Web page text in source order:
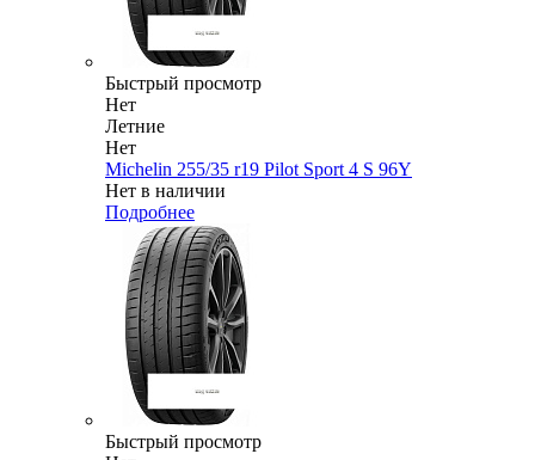
Быстрый просмотр
Нет
Летние
Нет
Michelin 255/35 r19 Pilot Sport 4 S 96Y
Нет в наличии
Подробнее
Быстрый просмотр